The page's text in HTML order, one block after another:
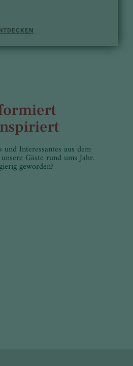
und Interessantes aus dem
Gäste rund ums Jahr.
geworden?